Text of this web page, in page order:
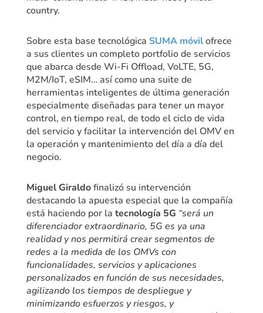
country.
Sobre esta base tecnológica SUMA móvilofrece
a sus clientes un completo portfolio de servicios
que abarca desde Wi-Fi Offload, VoLTE, 5G,
M2M/IoT, eSIM… así como una suite de
herramientas inteligentes de última generación
especialmente diseñadas para tener un mayor
control, en tiempo real, de todo el ciclo de vida
del servicio y facilitar la intervención del OMV en
la operación y mantenimiento del día a día del
negocio.
Miguel Giraldofinalizó su intervención
destacando la apuesta especial que la compañía
está haciendo por la tecnología 5G “será un
diferenciador extraordinario, 5G es ya una
realidad y nos permitirá crear segmentos de
redes a la medida de los OMVs con
funcionalidades, servicios y aplicaciones
personalizados en función de sus necesidades,
agilizando los tiempos de despliegue y
minimizando esfuerzos y riesgos, y